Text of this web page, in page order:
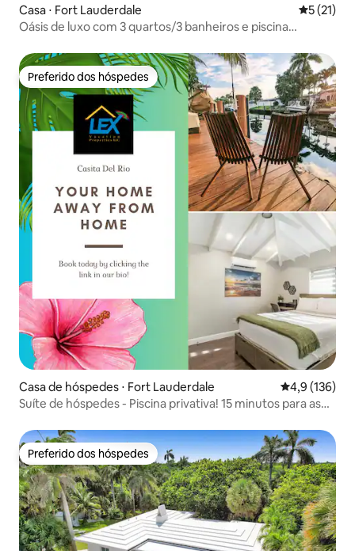
Casa ⋅ Fort Lauderdale 5 de uma
5 (21)
Oásis de luxo com 3 quartos/3 banheiros e piscina
Preferido dos hóspedes
Preferido dos hóspedes
Casa de hóspedes ⋅ Fort Lauderdale 4,9 de uma
4,9 (136)
Suíte de hóspedes - Piscina privativa! 15 minutos para as
Preferido dos hóspedes
Preferido dos hóspedes